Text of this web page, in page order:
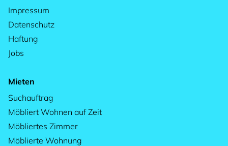
Impressum
Datenschutz
Haftung
Jobs
Mieten
Suchauftrag
Möbliert Wohnen auf Zeit
Möbliertes Zimmer
Möblierte Wohnung